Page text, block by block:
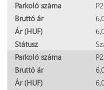
Parkoló száma
Bruttó ár
Ár (HUF)
Státusz
Parkoló száma
Bruttó ár
Ár (HUF)